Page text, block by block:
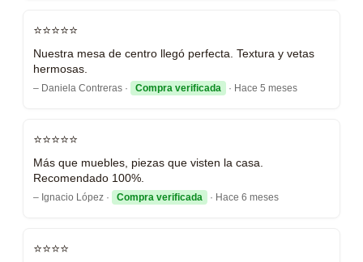
⭐⭐⭐⭐⭐
Nuestra mesa de centro llegó perfecta. Textura y vetas
hermosas.
– Daniela Contreras · Compra verificada · Hace 5 meses
⭐⭐⭐⭐⭐
Más que muebles, piezas que visten la casa.
Recomendado 100%.
– Ignacio López · Compra verificada · Hace 6 meses
⭐⭐⭐⭐